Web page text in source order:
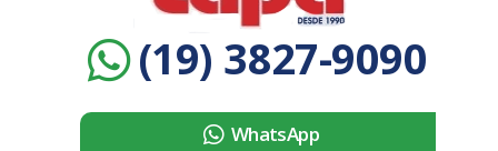
(19) 3827-9090
WhatsApp